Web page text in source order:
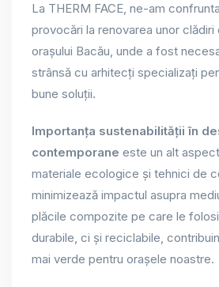
La THERM FACE, ne-am
provocări la renovarea unor
orașului Bacău, unde a fost
strânsă cu arhitecți specializați
bune soluții.
Importanța sustenabilității în
contemporane este un alt
materiale ecologice și tehnici de
minimizează impactul asupra
plăcile compozite pe care le
durabile, ci și reciclabile,
mai verde pentru orașele noastre.